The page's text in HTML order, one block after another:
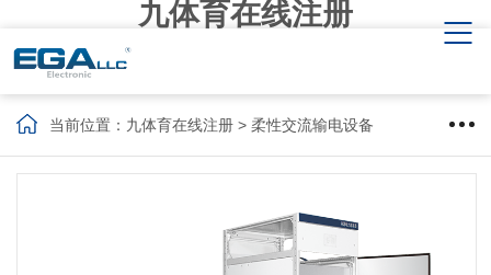
九体育在线注册
当前位置： 九体育在线注册 > 柔性交流输电设备